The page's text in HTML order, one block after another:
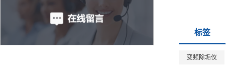
标签
变频除垢仪